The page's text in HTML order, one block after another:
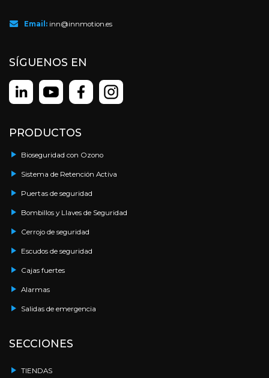
Email: inn@innmotion.es
SÍGUENOS EN
PRODUCTOS
Bioseguridad con Ozono
Sistema de Retención Activa
Puertas de seguridad
Bombillos y Llaves de Seguridad
Cerrojo de seguridad
Escudos de seguridad
Cajas fuertes
Alarmas
Salidas de emergencia
SECCIONES
TIENDAS